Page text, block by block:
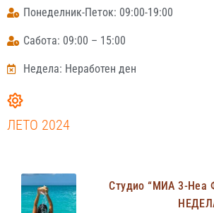
Понеделник-Петок: 09:00-19:00
Сабота: 09:00 – 15:00
Недела: Неработен ден
ЛЕТО 2024
Студио “МИА 3-Неа